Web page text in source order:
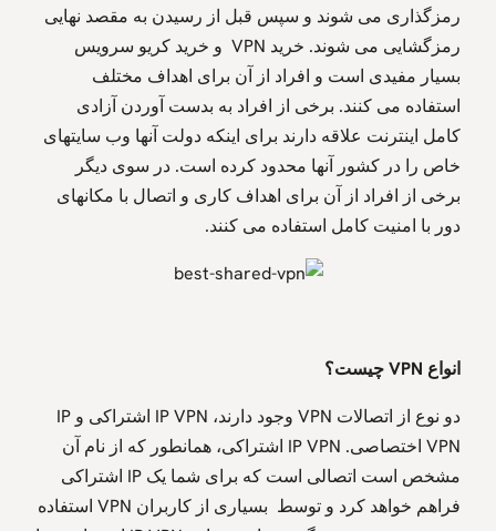
رمزگذاری می شوند و سپس قبل از رسیدن به مقصد نهایی
رمزگشایی می شوند. خرید VPN و خرید کریو سرویس
بسیار مفیدی است و افراد از آن برای اهداف مختلف
استفاده می کنند. برخی از افراد به بدست آوردن آزادی
کامل اینترنت علاقه دارند برای اینکه دولت آنها وب سایتهای
خاص را در کشور آنها محدود کرده است. در سوی دیگر
برخی از افراد از آن برای اهداف کاری و اتصال با مکانهای
دور با امنیت کامل استفاده می کنند.
انواع VPNچیست؟
دو نوع از اتصالات VPN وجود دارند، IP VPN اشتراکی و IP
VPN اختصاصی. IP VPN اشتراکی، همانطور که از نام آن
مشخص است اتصالی است که برای شما یک IP اشتراکی
فراهم خواهد کرد و توسط بسیاری از کاربران VPN استفاده